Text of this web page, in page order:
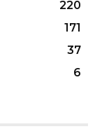
220
171
37
6